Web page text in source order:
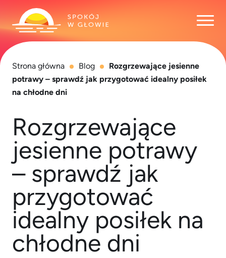
Strona główna Blog
Rozgrzewające jesienne
potrawy – sprawdź jak przygotować idealny posiłek
na chłodne dni
Rozgrzewające
jesienne potrawy
– sprawdź jak
przygotować
idealny posiłek na
chłodne dni